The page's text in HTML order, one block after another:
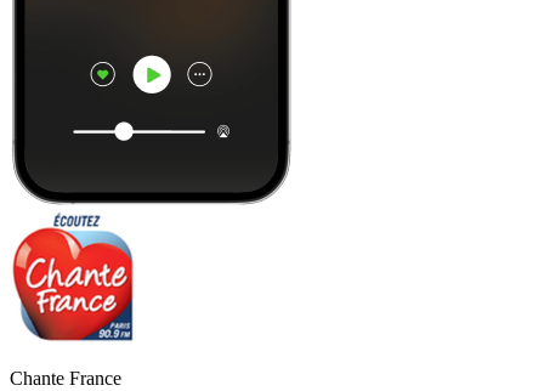
Chante France